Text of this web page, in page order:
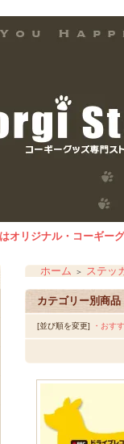
オリジナル・コーギー
ホーム ＞ ステ
カテゴリー別商品
[並び順を変更] ・おす